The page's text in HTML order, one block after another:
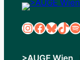
InstagramFacebook Bluesky TikTok Spotify
>AUGE Wien